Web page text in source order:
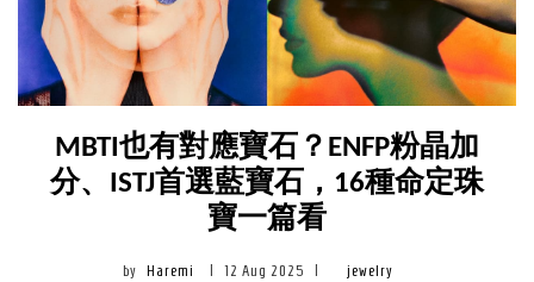
MBTI也有對應寶石？ENFP粉晶加
分、ISTJ首選藍寶石，16種命定珠
寶一篇看
by Haremi 12 Aug 2025 jewelry